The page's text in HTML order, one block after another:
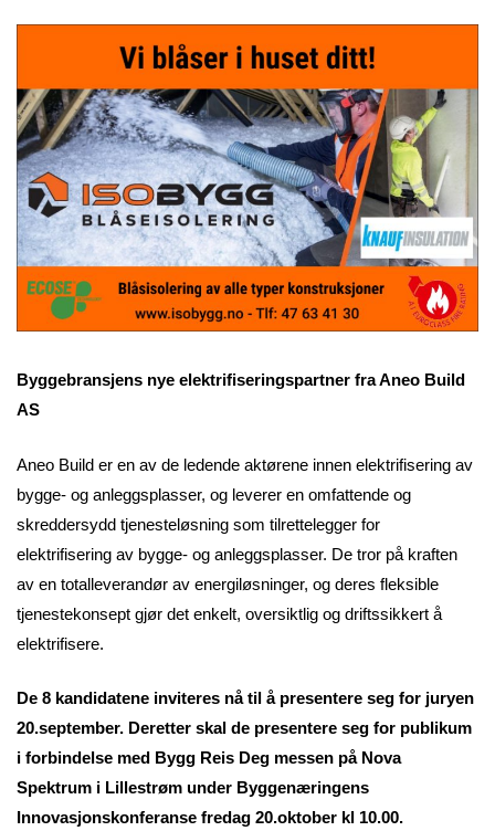
Byggebransjens nye elektrifiseringspartner fra Aneo Build
AS
Aneo Build er en av de ledende aktørene innen elektrifisering av
bygge- og anleggsplasser, og leverer en omfattende og
skreddersydd tjenesteløsning som tilrettelegger for
elektrifisering av bygge- og anleggsplasser. De tror på kraften
av en totalleverandør av energiløsninger, og deres fleksible
tjenestekonsept gjør det enkelt, oversiktlig og driftssikkert å
elektrifisere.
De 8 kandidatene inviteres nå til å presentere seg for juryen
20.september. Deretter skal de presentere seg for publikum
i forbindelse med Bygg Reis Deg messen på Nova
Spektrum i Lillestrøm under Byggenæringens
Innovasjonskonferanse fredag 20.oktober kl 10.00.